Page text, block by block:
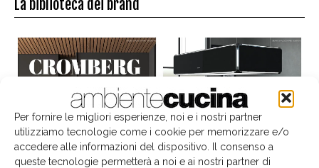
Per fornire le migliori esperienze, noi e i nostri partner
utilizziamo tecnologie come i cookie per memorizzare e/o
accedere alle informazioni del dispositivo. Il consenso a
queste tecnologie permetterà a noi e ai nostri partner di
La biblioteca dei brand